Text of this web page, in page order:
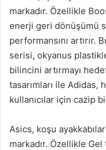
markadır. Özellikle
enerji geri dönüşümü
performansını artırır.
serisi, okyanus
bilincini artırmayı
tasarımları ile
kullanıcılar için cazip
Asics, koşu
markadır. Özellikle